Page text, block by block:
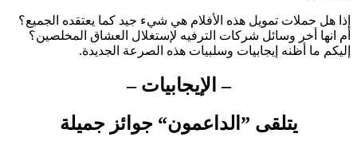
إذا هل حملات تمويل هذه الأفلام هي شيء جيد كما يعتقده الجميع؟
أم انها أخر وسائل شركات الترفيه لإستغلال العشاق المخلصين؟
إليكم ما أظنه إيجابيات وسلبيات هذه الصرعة الجديدة.
– الإيجابيات –
يتلقى ”الداعمون“ جوائز جميلة